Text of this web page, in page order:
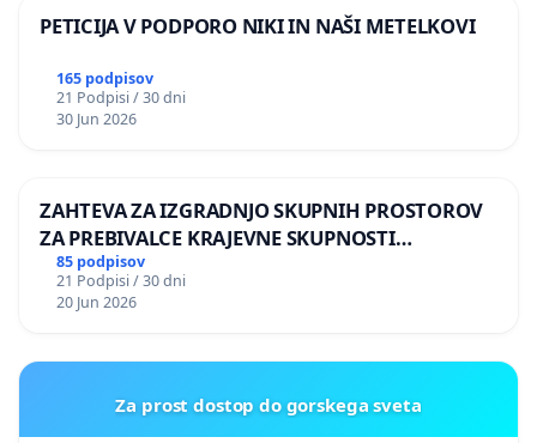
PETICIJA V PODPORO NIKI IN NAŠI METELKOVI
165 podpisov
21 Podpisi / 30 dni
30 Jun 2026
ZAHTEVA ZA IZGRADNJO SKUPNIH PROSTOROV
ZA PREBIVALCE KRAJEVNE SKUPNOSTI
PRESTRANEK
85 podpisov
21 Podpisi / 30 dni
20 Jun 2026
Za prost dostop do gorskega sveta